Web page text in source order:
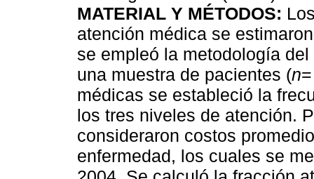
MATERIAL Y MÉTODOS:
atención médica se
se empleó la metodología
una muestra de pacientes (n
médicas se estableció la
los tres niveles de atención.
consideraron costos
enfermedad, los cuales se